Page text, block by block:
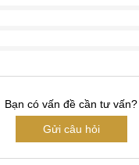
Bạn có vấn đề cần tư vấn?
Gửi câu hỏi